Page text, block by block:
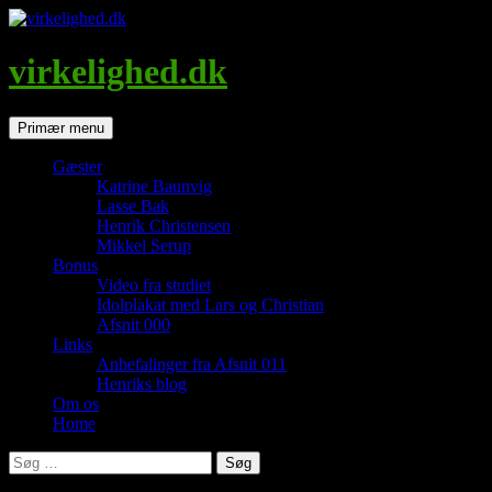
Hop
indhold
virkelighed.dk
SøgPrimær menu
Gæster
Katrine Baunvig
Lasse Bak
Henrik Christensen
Mikkel Serup
Bonus
Video fra studiet
Idolplakat med Lars og Christian
Afsnit 000
Links
Anbefalinger fra Afsnit 011
Henriks blog
Om os
Home
Søg
efter: